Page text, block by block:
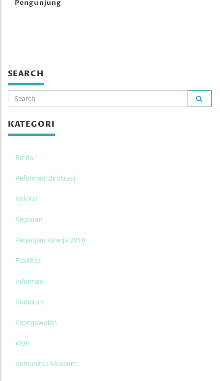
Pengunjung
SEARCH
KATEGORI
Berita
Reformasi Birokrasi
Koleksi
Kegiatan
Perjanjian Kinerja 2018
Fasilitas
Informasi
Pameran
Kepegawaian
WBK
Komunitas Museum